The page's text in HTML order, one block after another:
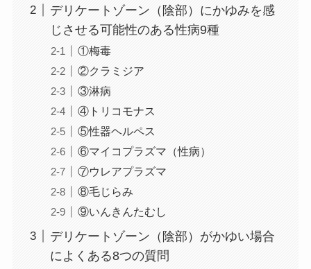
デリケートゾーン（陰部）にかゆみを感
じさせる可能性のある性病9種
①梅毒
②クラミジア
③淋病
④トリコモナス
⑤性器ヘルペス
⑥マイコプラズマ（性病）
⑦ウレアプラズマ
⑧毛じらみ
⑨いんきんたむし
デリケートゾーン（陰部）がかゆい場合
によくある8つの質問